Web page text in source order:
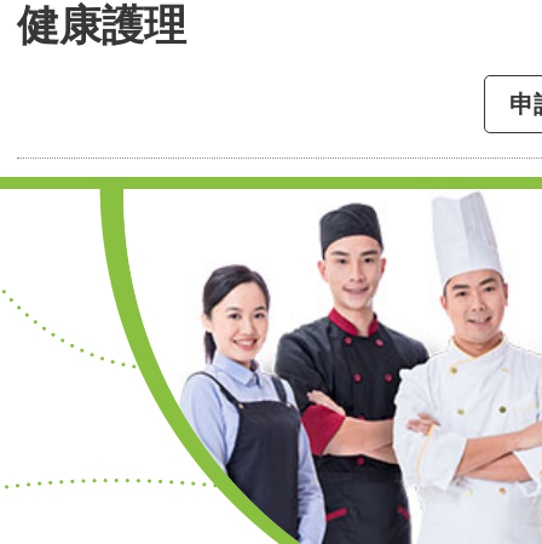
健康護理
申